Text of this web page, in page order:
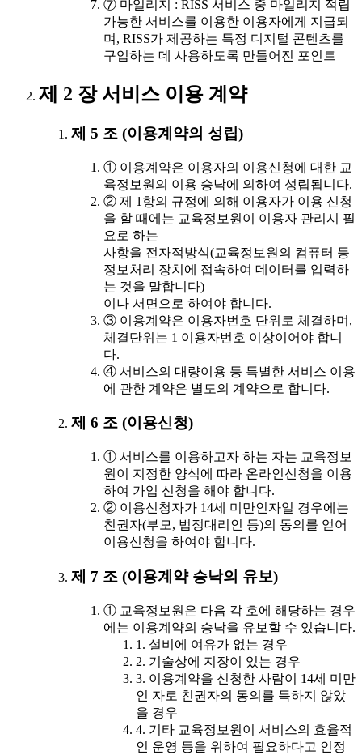
⑦ 마일리지 : RISS 서비스 중 마일리지 적립
가능한 서비스를 이용한 이용자에게 지급되
며, RISS가 제공하는 특정 디지털 콘텐츠를
구입하는 데 사용하도록 만들어진 포인트
제 2 장 서비스 이용 계약
제 5 조 (이용계약의 성립)
① 이용계약은 이용자의 이용신청에 대한 교
육정보원의 이용 승낙에 의하여 성립됩니다.
② 제 1항의 규정에 의해 이용자가 이용 신청
을 할 때에는 교육정보원이 이용자 관리시 필
요로 하는
사항을 전자적방식(교육정보원의 컴퓨터 등
정보처리 장치에 접속하여 데이터를 입력하
는 것을 말합니다)
이나 서면으로 하여야 합니다.
③ 이용계약은 이용자번호 단위로 체결하며,
체결단위는 1 이용자번호 이상이어야 합니
다.
④ 서비스의 대량이용 등 특별한 서비스 이용
에 관한 계약은 별도의 계약으로 합니다.
제 6 조 (이용신청)
① 서비스를 이용하고자 하는 자는 교육정보
원이 지정한 양식에 따라 온라인신청을 이용
하여 가입 신청을 해야 합니다.
② 이용신청자가 14세 미만인자일 경우에는
친권자(부모, 법정대리인 등)의 동의를 얻어
이용신청을 하여야 합니다.
제 7 조 (이용계약 승낙의 유보)
① 교육정보원은 다음 각 호에 해당하는 경우
에는 이용계약의 승낙을 유보할 수 있습니다.
1. 설비에 여유가 없는 경우
2. 기술상에 지장이 있는 경우
3. 이용계약을 신청한 사람이 14세 미만
인 자로 친권자의 동의를 득하지 않았
을 경우
4. 기타 교육정보원이 서비스의 효율적
인 운영 등을 위하여 필요하다고 인정